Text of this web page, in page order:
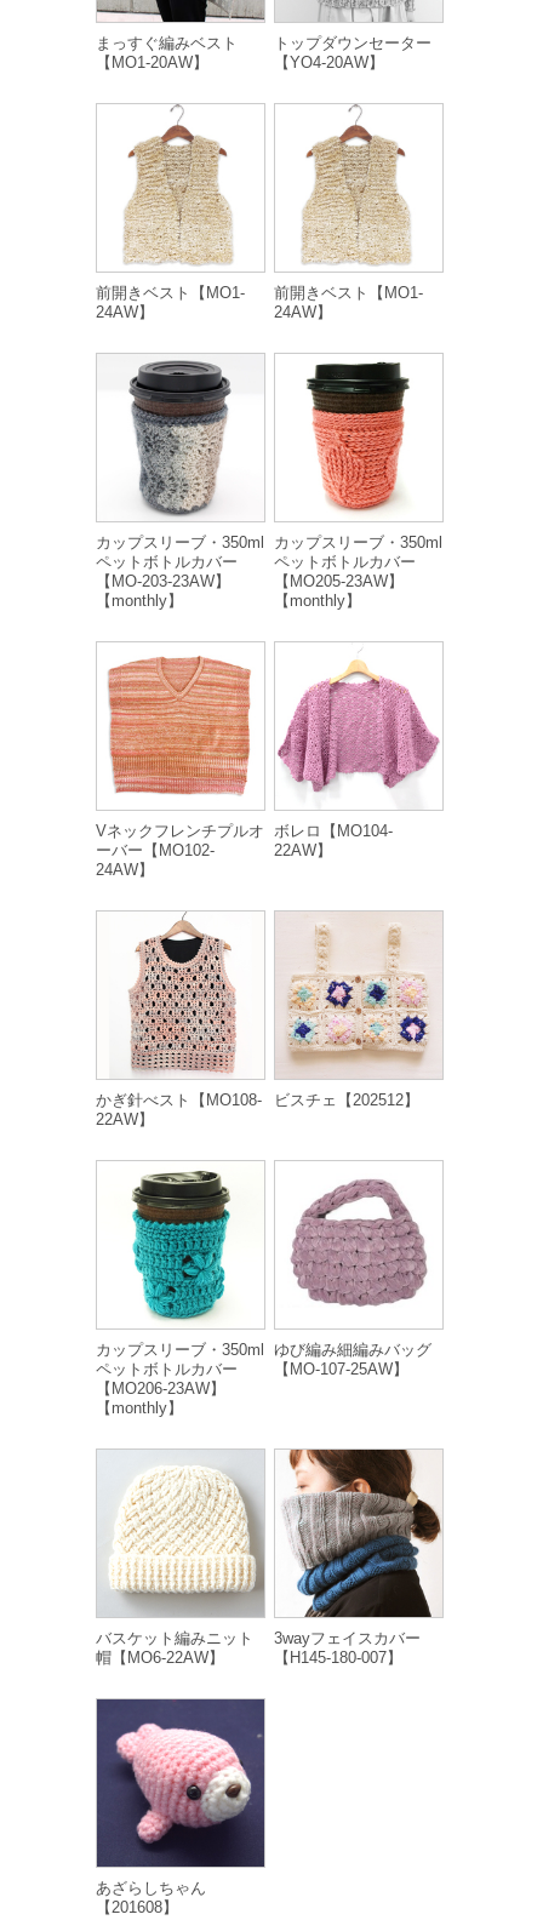
まっすぐ編みベスト
【MO1-20AW】
トップダウンセーター
【YO4-20AW】
前開きベスト【MO1-
24AW】
前開きベスト【MO1-
24AW】
カップスリーブ・350ml
ペットボトルカバー
【MO-203-23AW】
【monthly】
カップスリーブ・350ml
ペットボトルカバー
【MO205-23AW】
【monthly】
Vネックフレンチプルオ
ーバー【MO102-
24AW】
ボレロ【MO104-
22AW】
かぎ針べスト【MO108-
22AW】
ビスチェ【202512】
カップスリーブ・350ml
ペットボトルカバー
【MO206-23AW】
【monthly】
ゆび編み細編みバッグ
【MO-107-25AW】
バスケット編みニット
帽【MO6-22AW】
3wayフェイスカバー
【H145-180-007】
あざらしちゃん
【201608】